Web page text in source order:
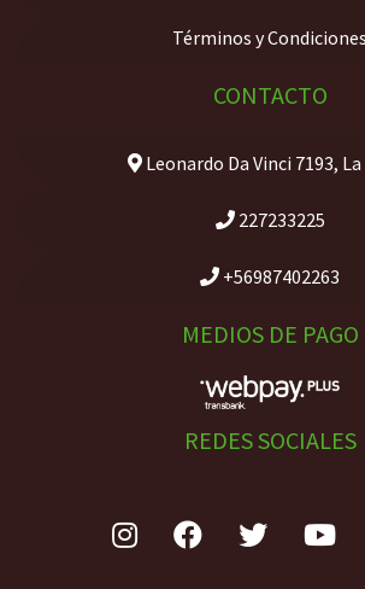
Términos y Condiciones
CONTACTO
Leonardo Da Vinci 7193,
227233225
+56987402263
MEDIOS DE PAGO
REDES SOCIALES